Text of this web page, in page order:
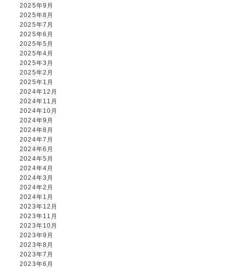
2025年9月
2025年8月
2025年7月
2025年6月
2025年5月
2025年4月
2025年3月
2025年2月
2025年1月
2024年12月
2024年11月
2024年10月
2024年9月
2024年8月
2024年7月
2024年6月
2024年5月
2024年4月
2024年3月
2024年2月
2024年1月
2023年12月
2023年11月
2023年10月
2023年9月
2023年8月
2023年7月
2023年6月